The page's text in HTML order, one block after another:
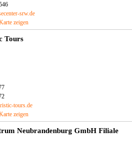
srw.de
zeigen
Tours
tours.de
zeigen
Neubrandenburg GmbH Filiale